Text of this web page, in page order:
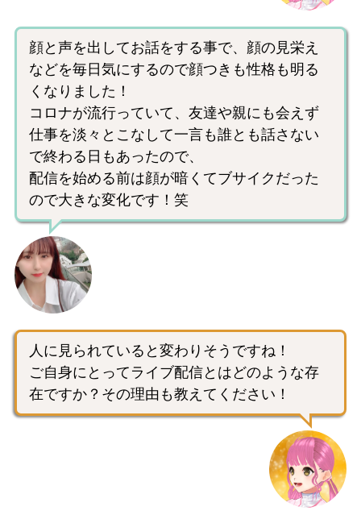
顔と声を出してお話をする事で、顔の見栄え
などを毎日気にするので顔つきも性格も明る
くなりました！
コロナが流行っていて、友達や親にも会えず
仕事を淡々とこなして一言も誰とも話さない
で終わる日もあったので、
配信を始める前は顔が暗くてブサイクだった
ので大きな変化です！笑
人に見られていると変わりそうですね！
ご自身にとってライブ配信とはどのような存
在ですか？その理由も教えてください！